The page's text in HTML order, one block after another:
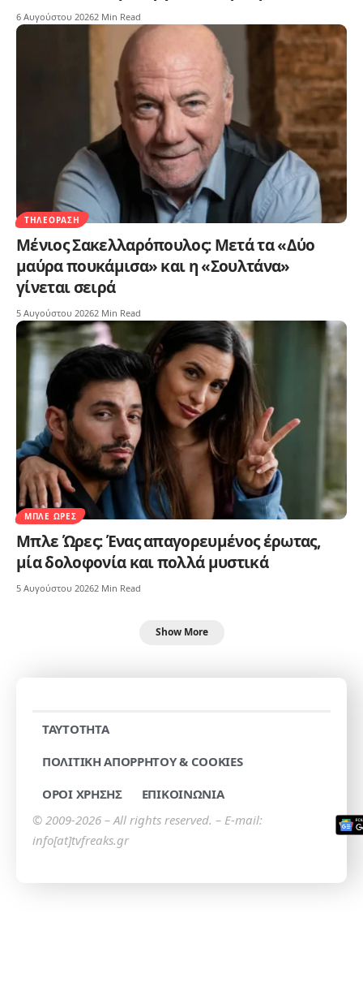
6 Αυγούστου 20262 Min Read
ΤΗΛΕΌΡΑΣΗ
Μένιος Σακελλαρόπουλος: Μετά τα «Δύο
μαύρα πουκάμισα» και η «Σουλτάνα»
γίνεται σειρά
5 Αυγούστου 20262 Min Read
ΜΠΛΕ ΏΡΕΣ
Μπλε Ώρες: Ένας απαγορευμένος έρωτας,
μία δολοφονία και πολλά μυστικά
5 Αυγούστου 20262 Min Read
Show More
TAYTOTHTA
ΠΟΛΙΤΙΚΗ ΑΠΟΡΡΗΤΟΥ & COOKIES
ΟΡΟΙ ΧΡΗΣΗΣ
ΕΠΙΚΟΙΝΩΝΙΑ
© 2009-2026 – All rights reserved. – E-mail:
info[at]tvfreaks.gr